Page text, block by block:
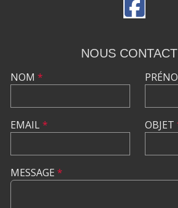
NOUS
NOM *
EMAIL* OBJET
MESSAGE *